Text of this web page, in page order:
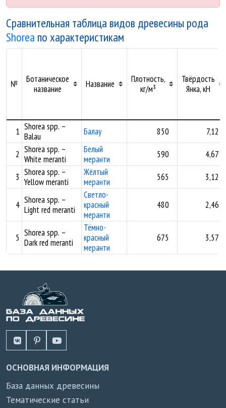
Сравнительная таблица видов древесины рода
Shorea по характеристикам
№
Ботаническое
название
Название
Плотность,
кг/м³
Твёрдость
Янка, кН
1 Shorea spp. –
Balau
Балау 850 7,12
2 Shorea spp. –
White meranti
Белый
меранти
590 4,67
3 Shorea spp. –
Yellow meranti
Жёлтый
меранти
565 3,12
4 Shorea spp. –
Light red meranti
Светло-
красный
меранти
480 2,46
5 Shorea spp. –
Dark red meranti
Тёмно-
красный
меранти
675 3,57
ОСНОВНАЯ ИНФОРМАЦИЯ
База данных древесины
Тематические статьи